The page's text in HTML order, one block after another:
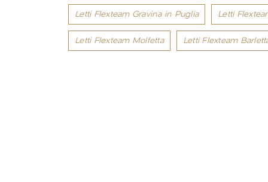
Letti Flexteam Gravina in Puglia Letti
Letti Flexteam Molfetta Letti Flexteam